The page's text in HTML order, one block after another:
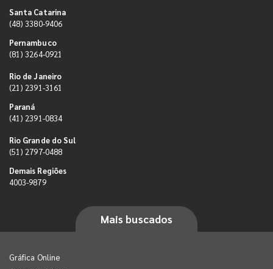
Santa Catarina
(48) 3380-9406
Pernambuco
(81) 3264-0921
Rio de Janeiro
(21) 2391-3161
Paraná
(41) 2391-0834
Rio Grande do Sul
(51) 2797-0488
Demais Regiões
4003-9879
Mais buscados
Gráfica Online